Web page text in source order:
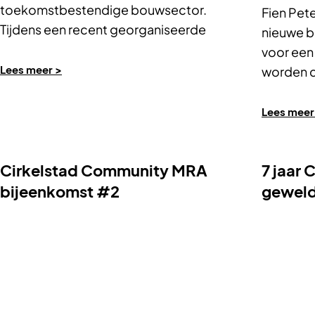
toekomstbestendige bouwsector.
Tijdens een recent georganiseerde
Toekomstbestendig
Lees meer >
Fien
nieuwe
voor
worden
Lees
Cirkelstad Community MRA
bijeenkomst #2
7 jaar